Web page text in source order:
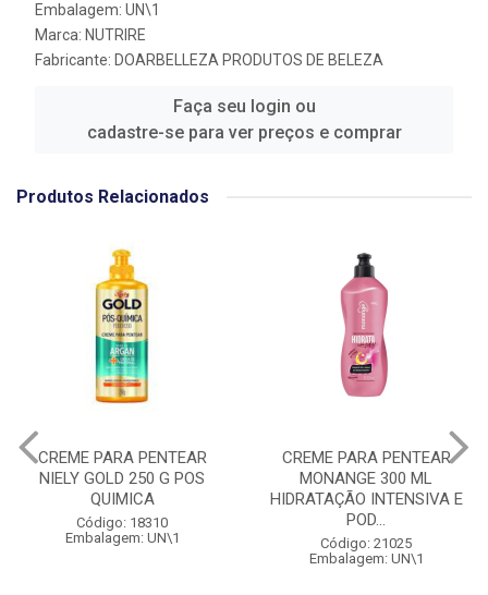
Embalagem: UN\1
Marca: NUTRIRE
Fabricante: DOARBELLEZA PRODUTOS DE BELEZA
Faça seu login ou
cadastre-se para ver preços e comprar
Produtos Relacionados
CREME PARA PENTEAR
NIELY GOLD 250 G POS
QUIMICA
Código: 18310
Embalagem: UN\1
CREME PARA PENTEAR
MONANGE 300 ML
HIDRATAÇÃO INTENSIVA E
POD...
Código: 21025
Embalagem: UN\1